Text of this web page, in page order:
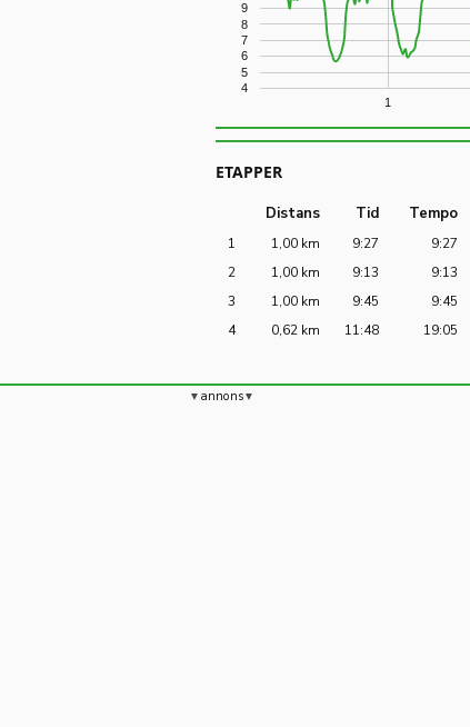
1
4
5
6
7
8
9
ETAPPER
Distans Tid Tempo
1 1,00 km 9:27 9:27
2
1,00 km 9:13 9:13
3
1,00 km 9:45 9:45
4
0,62 km 11:48 19:05
annons